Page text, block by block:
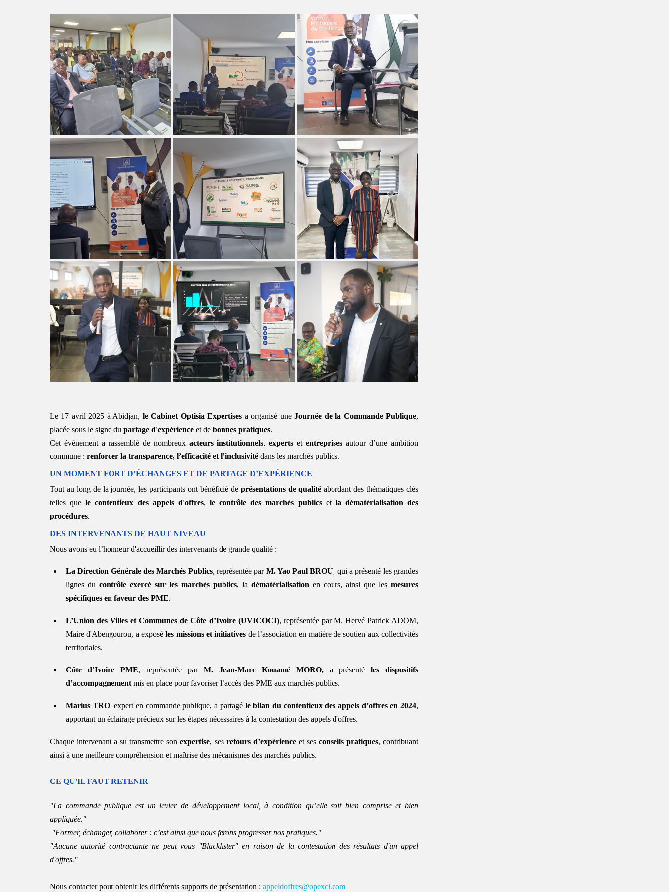
Le 17 avril 2025 à Abidjan, le Cabinet Optisia Expertises a organisé une Journée de la Commande Publique,
placée sous le signe du partage d'expérience et de bonnes pratiques.
Cet événement a rassemblé de nombreux acteurs institutionnels, experts et entreprises autour d’une ambition
commune : renforcer la transparence, l’efficacité et l’inclusivité dans les marchés publics.
UN MOMENT FORT D’ÉCHANGES ET DE PARTAGE D’EXPÉRIENCE
Tout au long de la journée, les participants ont bénéficié de présentations de qualité abordant des thématiques clés
telles que le contentieux des appels d'offres, le contrôle des marchés publics et la dématérialisation des
procédures.
DES INTERVENANTS DE HAUT NIVEAU
Nous avons eu l’honneur d'accueillir des intervenants de grande qualité :
La Direction Générale des Marchés Publics, représentée par M. Yao Paul BROU, qui a présenté les grandes
lignes du contrôle exercé sur les marchés publics, la dématérialisation en cours, ainsi que les mesures
spécifiques en faveur des PME.
L’Union des Villes et Communes de Côte d’Ivoire (UVICOCI), représentée par M. Hervé Patrick ADOM,
Maire d'Abengourou, a exposé les missions et initiatives de l’association en matière de soutien aux collectivités
territoriales.
Côte d’Ivoire PME, représentée par M. Jean-Marc Kouamé MORO, a présenté les dispositifs
d’accompagnement mis en place pour favoriser l’accès des PME aux marchés publics.
Marius TRO, expert en commande publique, a partagé le bilan du contentieux des appels d’offres en 2024,
apportant un éclairage précieux sur les étapes nécessaires à la contestation des appels d'offres.
Chaque intervenant a su transmettre son expertise, ses retours d’expérience et ses conseils pratiques, contribuant
ainsi à une meilleure compréhension et maîtrise des mécanismes des marchés publics.
CE QU'IL FAUT RETENIR
"La commande publique est un levier de développement local, à condition qu’elle soit bien comprise et bien
appliquée."
"Former, échanger, collaborer : c’est ainsi que nous ferons progresser nos pratiques."
"Aucune autorité contractante ne peut vous ''Blacklister" en raison de la contestation des résultats d'un appel
d'offres."
Nous contacter pour obtenir les différents supports de présentation : appeldoffres@opexci.com